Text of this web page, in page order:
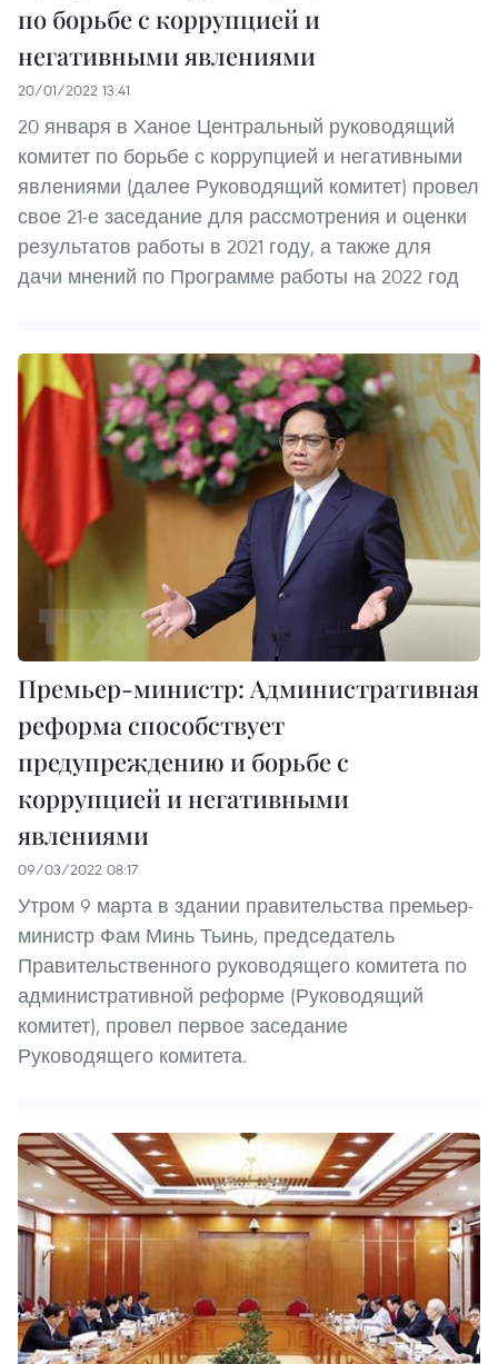
по борьбе с коррупцией и
негативными явлениями
20/01/2022 13:41
20 января в Ханое Центральный руководящий
комитет по борьбе с коррупцией и негативными
явлениями (далее Руководящий комитет) провел
свое 21-е заседание для рассмотрения и оценки
результатов работы в 2021 году, а также для
дачи мнений по Программе работы на 2022 год
Премьер-министр: Административная
реформа способствует
предупреждению и борьбе с
коррупцией и негативными
явлениями
09/03/2022 08:17
Утром 9 марта в здании правительства премьер-
министр Фам Минь Тьинь, председатель
Правительственного руководящего комитета по
административной реформе (Руководящий
комитет), провел первое заседание
Руководящего комитета.